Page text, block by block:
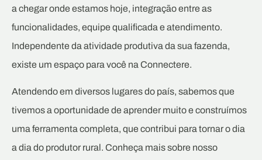
a chegar onde estamos hoje, integração entre as
funcionalidades, equipe qualificada e atendimento.
Independente da atividade produtiva da sua fazenda,
existe um espaço para você na Connectere.
Atendendo em diversos lugares do país, sabemos que
tivemos a oportunidade de aprender muito e construímos
uma ferramenta completa, que contribui para tornar o dia
a dia do produtor rural. Conheça mais sobre nosso